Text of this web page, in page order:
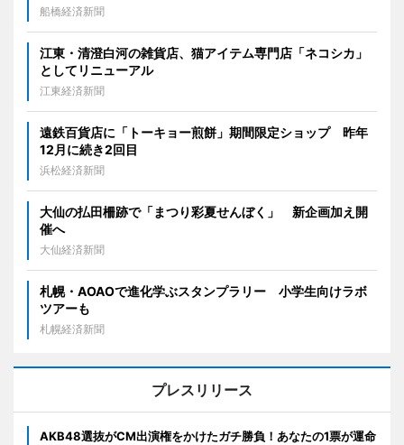
船橋経済新聞
江東・清澄白河の雑貨店、猫アイテム専門店「ネコシカ」
としてリニューアル
江東経済新聞
遠鉄百貨店に「トーキョー煎餅」期間限定ショップ 昨年
12月に続き2回目
浜松経済新聞
大仙の払田柵跡で「まつり彩夏せんぼく」 新企画加え開
催へ
大仙経済新聞
札幌・AOAOで進化学ぶスタンプラリー 小学生向けラボ
ツアーも
札幌経済新聞
プレスリリース
AKB48選抜がCM出演権をかけたガチ勝負！あなたの1票が運命